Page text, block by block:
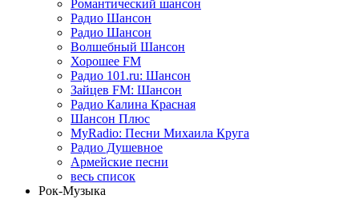
Романтический шансон
Радио Шансон
Радио Шансон
Волшебный Шансон
Хорошее FM
Радио 101.ru: Шансон
Зайцев FM: Шансон
Радио Калина Красная
Шансон Плюс
MyRadio: Песни Михаила Круга
Радио Душевное
Армейские песни
весь список
Рок-Музыка